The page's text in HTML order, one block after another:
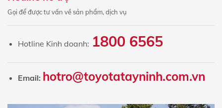
ĐĂNG KÝ
ĐỊNH GIÁ XE MIỄN PHÍ
Số điện thoại
×
Gọi để được tư vấn về sản phẩm, dịch vụ
Hotline Kinh doanh: 1800 6565
Email: hotro@toyotatayninh.com.vn